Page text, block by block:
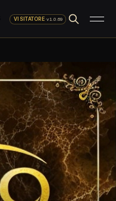
VISITATORE·v1.0.69